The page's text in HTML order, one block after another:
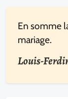
En somme
mariage.
Louis-